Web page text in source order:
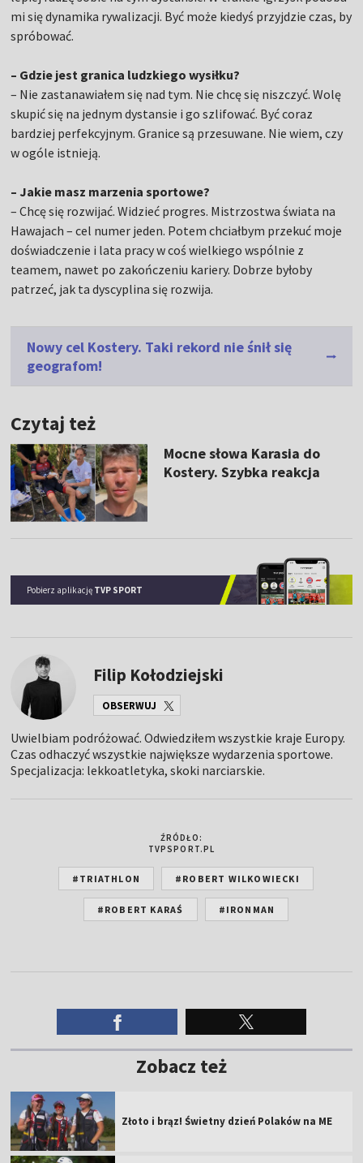
mi się dynamika rywalizacji. Być może kiedyś przyjdzie czas, by
spróbować.
– Gdzie jest granica ludzkiego wysiłku?
– Nie zastanawiałem się nad tym. Nie chcę się niszczyć. Wolę
skupić się na jednym dystansie i go szlifować. Być coraz
bardziej perfekcyjnym. Granice są przesuwane. Nie wiem, czy
w ogóle istnieją.
– Jakie masz marzenia sportowe?
– Chcę się rozwijać. Widzieć progres. Mistrzostwa świata na
Hawajach – cel numer jeden. Potem chciałbym przekuć moje
doświadczenie i lata pracy w coś wielkiego wspólnie z
teamem, nawet po zakończeniu kariery. Dobrze byłoby
patrzeć, jak ta dyscyplina się rozwija.
Nowy cel Kostery. Taki rekord nie śnił się
geografom!
Czytaj też
Mocne słowa Karasia do
Kostery. Szybka reakcja
Pobierz aplikację TVP SPORT
Filip Kołodziejski
OBSERWUJ
Uwielbiam podróżować. Odwiedziłem wszystkie kraje Europy.
Czas odhaczyć wszystkie największe wydarzenia sportowe.
Specjalizacja: lekkoatletyka, skoki narciarskie.
ŹRÓDŁO:
TVPSPORT.PL
#TRIATHLON #ROBERT WILKOWIECKI
#ROBERT KARAŚ #IRONMAN
Zobacz też
Złoto i brąz! Świetny dzień Polaków na ME